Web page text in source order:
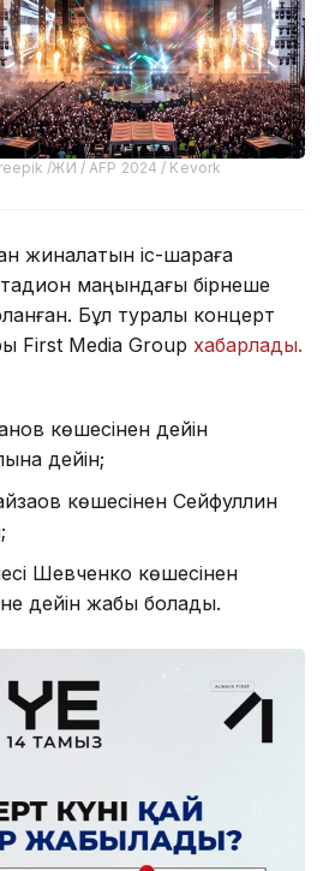
/ЖИ / AFP 2024 / Kevork
жиналатын іс-шараға
маңындағы бірнеше
Бұл туралы концерт
First Media Group хабарлады.
көшесінен дейін
дейін;
көшесінен Сейфуллин
Шевченко көшесінен
дейін жабық болады.